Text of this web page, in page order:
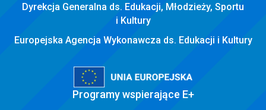
Dyrekcja Generalna ds. Edukacji, Młodzieży, Sportu
i Kultury
Europejska Agencja Wykonawcza ds. Edukacji i Kultury
Programy wspierające E+